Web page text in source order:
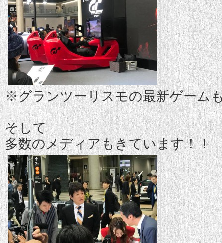
※グランツーリスモの最新ゲーム
そして
多数のメディアもきています！！